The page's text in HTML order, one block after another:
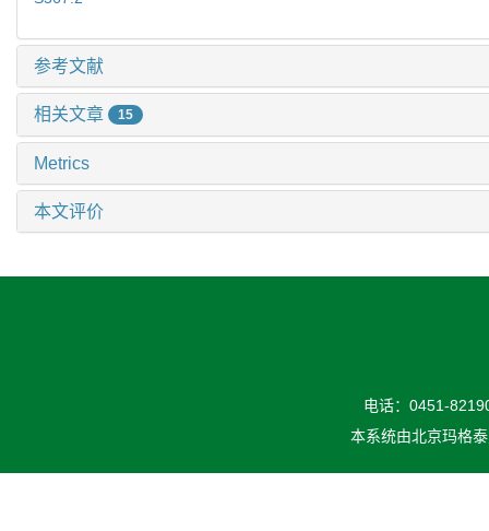
参考文献
相关文章 15
Metrics
本文评价
电话：0451-
本系统由北京玛格